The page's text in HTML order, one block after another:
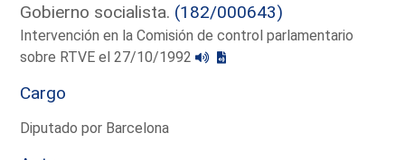
Gobierno socialista. (182/000643)
Intervención en la Comisión de control parlamentario
sobre RTVE el 27/10/1992
Cargo
Diputado por Barcelona